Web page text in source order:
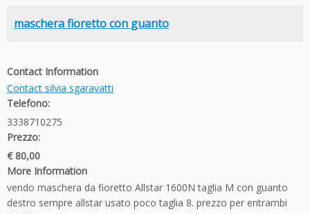
maschera fioretto con guanto
Contact Information
Contact silvia sgaravatti
Telefono:
3338710275
Prezzo:
€ 80,00
More Information
vendo maschera da fioretto Allstar 1600N taglia M con guanto
destro sempre allstar usato poco taglia 8. prezzo per entrambi